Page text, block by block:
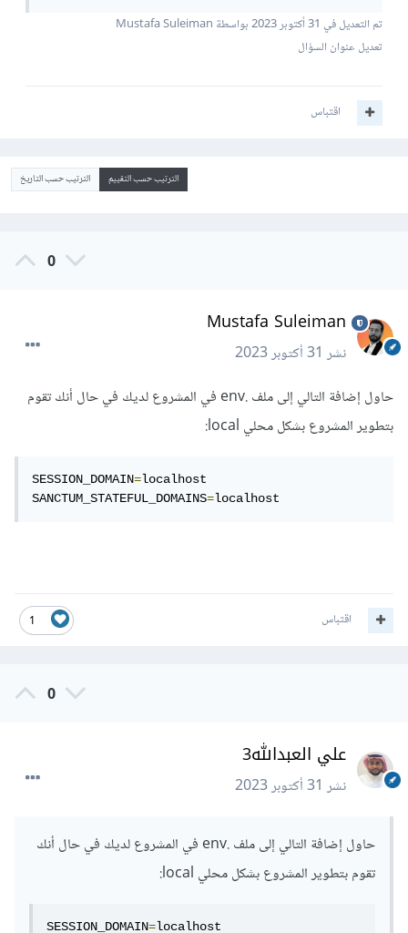
تم التعديل في 31 أكتوبر 2023
بواسطة Mustafa Suleiman
تعديل عنوان السؤال
اقتباس
الترتيب حسب التقييم الترتيب حسب التاريخ
0
Mustafa Suleiman
نشر31 أكتوبر 2023
حاول إضافة التالي إلى ملف .env في المشروع لديك في حال أنك تقوم
بتطوير المشروع بشكل محلي local:
SESSION_DOMAIN=localhost
SANCTUM_STATEFUL_DOMAINS=localhost
1 اقتباس
0
علي العبدالله3
نشر31 أكتوبر 2023
حاول إضافة التالي إلى ملف .env في المشروع لديك في حال أنك
تقوم بتطوير المشروع بشكل محلي local:
SESSION_DOMAIN=localhost